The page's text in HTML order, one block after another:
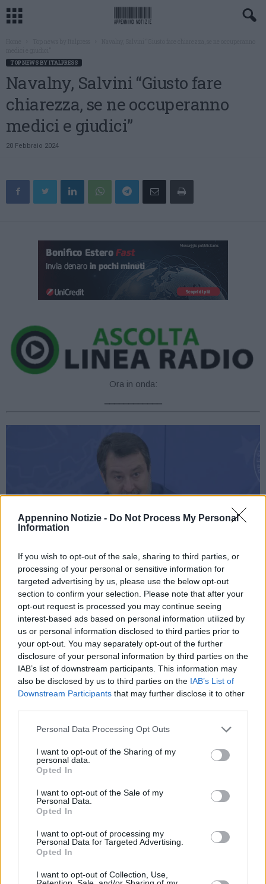
Appennino Notizie - Do Not Process My Personal
Information
If you wish to opt-out of the sale, sharing to third parties, or
processing of your personal or sensitive information for
targeted advertising by us, please use the below opt-out
section to confirm your selection. Please note that after your
opt-out request is processed you may continue seeing
interest-based ads based on personal information utilized by
us or personal information disclosed to third parties prior to
your opt-out. You may separately opt-out of the further
disclosure of your personal information by third parties on the
IAB’s list of downstream participants. This information may
also be disclosed by us to third parties on the IAB’s List of
Downstream Participants that may further disclose it to other
Personal Data Processing Opt Outs
I want to opt-out of the Sharing of my
personal data.
Opted In
I want to opt-out of the Sale of my
Personal Data.
Opted In
I want to opt-out of processing my
Personal Data for Targeted Advertising.
Opted In
I want to opt-out of Collection, Use,
TOP NEWS BY ITALPRESS
Navalny, Salvini “Giusto fare
chiarezza, se ne occuperanno
medici e giudici”
20 Febbraio 2024
Ora in onda:
ROMA (ITALPRESS) – “Contestazioni alla Lega da parte della
sinistra ci sono tutti i giorni. Ieri eravamo in piazza per chiedere
chiarezza. Tutte le fesserie che si sono sentite in questi anni sui
legami tra la Russia e la Lega e i finanziamenti inesistenti, sono
state archiviate dai giudici che hanno detto non è successo nulla.
Noi andiamo a manifestare pacificamente”.
Lo ha detto il vicepremier e ministro Matteo Salvini, ospite a Rtl
102.5, sulla partecipazione della Lega alla fiaccolata di ieri sera,
nel corso della quale sono stati fischiati gli esponenti del partito.
posso giudicare cosa è successo dall’altra parte del mondo.
Capisco la posizione della moglie di Navalny, è giusto fare
chiarezza. Ma la fanno i medici, i giudici, non la facciamo noi”, ha
aggiunto.
(ITALPRESS).